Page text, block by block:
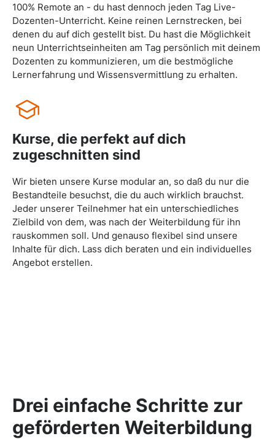
100% Remote an - du hast dennoch jeden Tag Live-
Dozenten-Unterricht. Keine reinen Lernstrecken, bei
denen du auf dich gestellt bist. Du hast die Möglichkeit
neun Unterrichtseinheiten am Tag persönlich mit deinem
Dozenten zu kommunizieren, um die bestmögliche
Lernerfahrung und Wissensvermittlung zu erhalten.
Kurse, die perfekt auf dich
zugeschnitten sind
Wir bieten unsere Kurse modular an, so daß du nur die
Bestandteile besuchst, die du auch wirklich brauchst.
Jeder unserer Teilnehmer hat ein unterschiedliches
Zielbild von dem, was nach der Weiterbildung für ihn
rauskommen soll. Und genauso flexibel sind unsere
Inhalte für dich. Lass dich beraten und ein individuelles
Angebot erstellen.
Drei einfache Schritte zur
geförderten Weiterbildung